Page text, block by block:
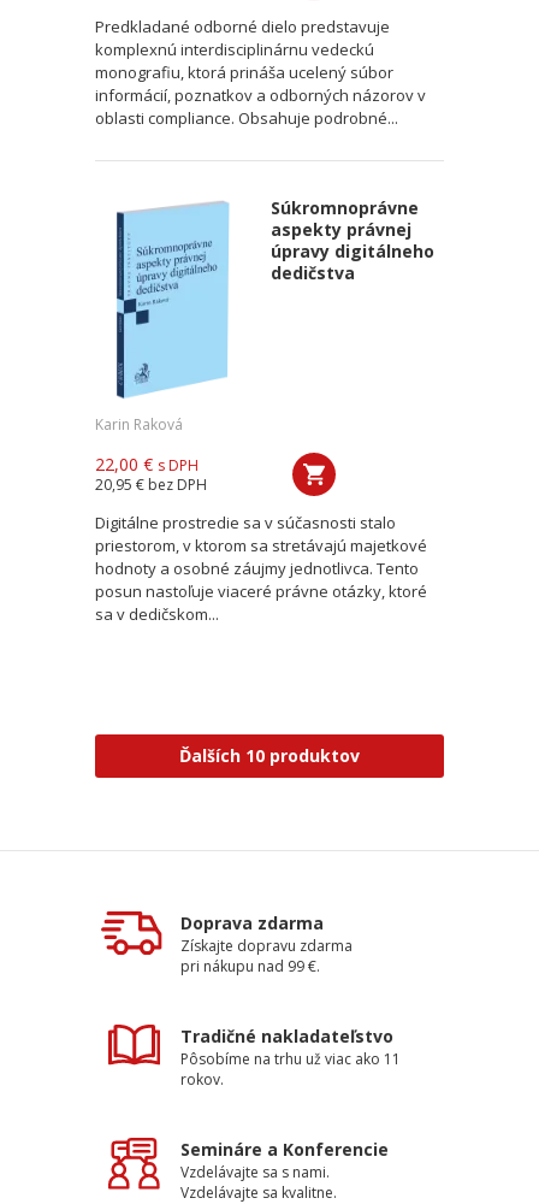
Predkladané odborné dielo predstavuje
komplexnú interdisciplinárnu vedeckú
monografiu, ktorá prináša ucelený súbor
informácií, poznatkov a odborných názorov v
oblasti compliance. Obsahuje podrobné...
Súkromnoprávne
aspekty právnej
úpravy digitálneho
dedičstva
Karin Raková
22,00 € s DPH
20,95 € bez DPH
Digitálne prostredie sa v súčasnosti stalo
priestorom, v ktorom sa stretávajú majetkové
hodnoty a osobné záujmy jednotlivca. Tento
posun nastoľuje viaceré právne otázky, ktoré
sa v dedičskom...
Ďalších 10 produktov
Doprava zdarma
Získajte dopravu zdarma
pri nákupu nad 99 €.
Tradičné nakladateľstvo
Pôsobíme na trhu už viac ako 11
rokov.
Semináre a Konferencie
Vzdelávajte sa s nami.
Vzdelávajte sa kvalitne.